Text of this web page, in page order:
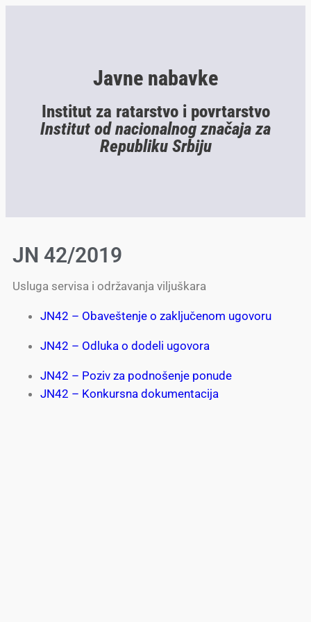
Javne nabavke
Institut za ratarstvo i povrtarstvo
Institut od nacionalnog značaja za
Republiku Srbiju
JN 42/2019
Usluga servisa i održavanja viljuškara
JN42 – Obaveštenje o zaključenom ugovoru
JN42 – Odluka o dodeli ugovora
JN42 – Poziv za podnošenje ponude
JN42 – Konkursna dokumentacija